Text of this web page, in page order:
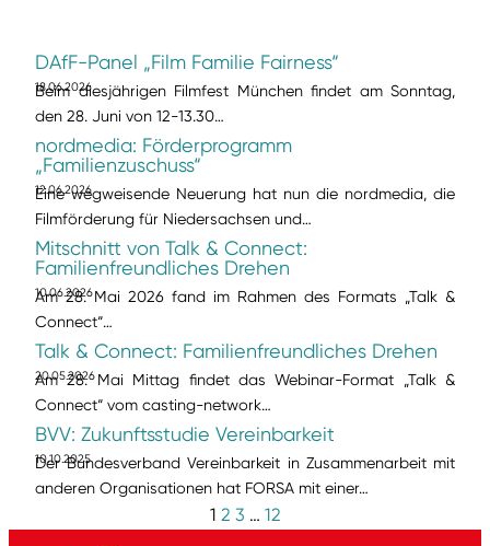
DAfF-Panel „Film Familie Fairness“
18.06.2026
Beim diesjährigen Filmfest München findet am Sonntag,
den 28. Juni von 12-13.30…
nordmedia: Förderprogramm
„Familienzuschuss“
12.06.2026
Eine wegweisende Neuerung hat nun die nordmedia, die
Filmförderung für Niedersachsen und…
Mitschnitt von Talk & Connect:
Familienfreundliches Drehen
10.06.2026
Am 28. Mai 2026 fand im Rahmen des Formats „Talk &
Connect“…
Talk & Connect: Familienfreundliches Drehen
20.05.2026
Am 28. Mai Mittag findet das Webinar-Format „Talk &
Connect“ vom casting-network…
BVV: Zukunftsstudie Vereinbarkeit
10.10.2025
Der Bundesverband Vereinbarkeit in Zusammenarbeit mit
anderen Organisationen hat FORSA mit einer…
1 2 3 … 12